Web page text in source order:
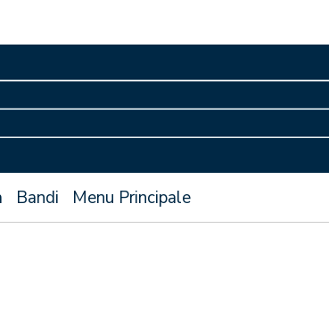
Bandi Menu Principale